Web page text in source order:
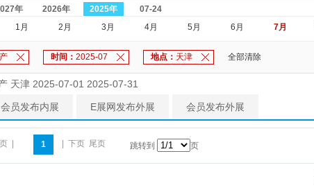
年 2026年 2025年
07-24
1月 2月 3月 4月 5月 6月 7月
时间： 2025-07 地点： 天津 全部清除
天津 2025-07-01 2025-07-31
会员发布内展 E展网发布外展 会员发布外展
1 下页 尾页 跳转到 页